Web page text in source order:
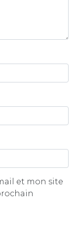
et mon site